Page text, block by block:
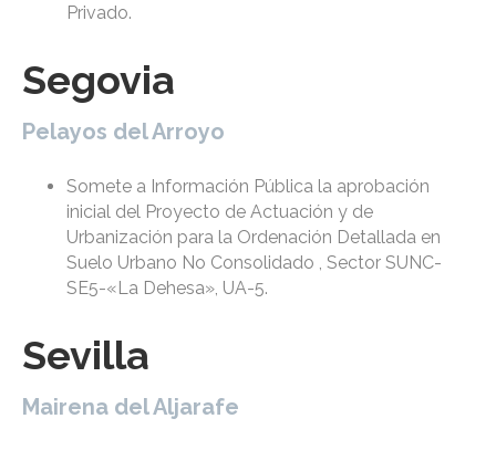
Privado.
Segovia
Pelayos del Arroyo
Somete a Información Pública la aprobación
inicial del Proyecto de Actuación y de
Urbanización para la Ordenación Detallada en
Suelo Urbano No Consolidado , Sector SUNC-
SE5-«La Dehesa», UA-5.
Sevilla
Mairena del Aljarafe